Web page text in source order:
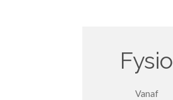
Fysio
Vanaf